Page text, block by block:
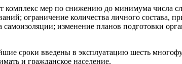
мер по снижению до минимума числа
ограничение количества личного состава,
самоизоляции; изменение планов подготовки
сроки введены в эксплуатацию шесть
и гражданское население.